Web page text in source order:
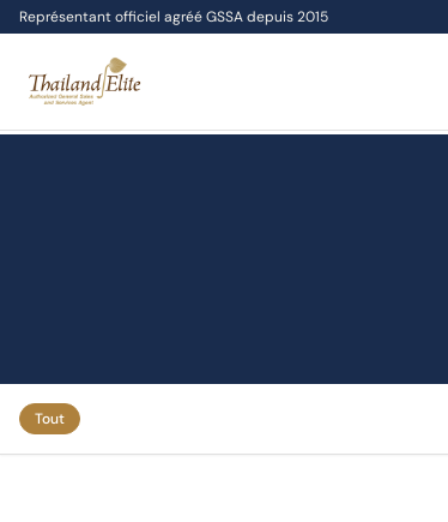
Représentant officiel agréé GSSA depuis 2015
Tout